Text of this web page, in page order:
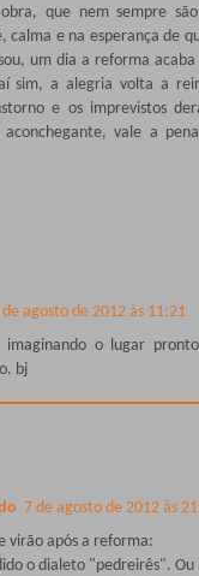
obra, que nem sempre
calma e na esperança de
um dia a reforma
sim, a alegria volta a
e os imprevistos
vale a
de agosto de 2012 às 11:21
imaginando o lugar
bj
7 de agosto de 2012 às
virão após a reforma:
o dialeto "pedreirês". Ou